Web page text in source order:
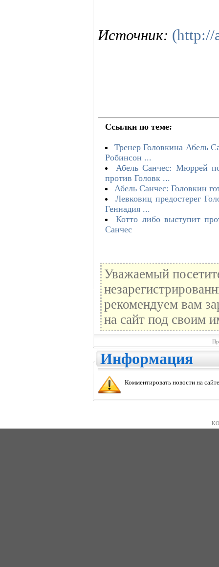
Источник: (http://
Ссылки по теме:
Тренер Головкина Абель
Робинсон ...
Абель Санчес: Мюррей
против Головк ...
Абель Санчес: Головкин
Левковиц предостерег
Геннадия ...
Котто либо выступит
Санчес
Уважаемый
рекомендуем вам
на сайт под своим
Информация
Комментировать новости на